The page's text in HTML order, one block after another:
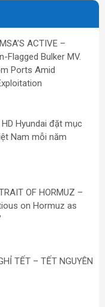
ACTIVE –
Flagged Bulker MV.
Ports Amid
Hyundai đặt mục
Nam mỗi năm
OF HORMUZ –
on Hormuz as
TẾT – TẾT NGUYÊN